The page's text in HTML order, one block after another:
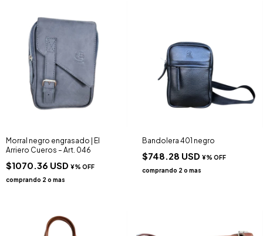
Morral negro engrasado | El
Arriero Cueros – Art. 046
$1070.36 USD
Bandolera 401 negro
$748.28 USD